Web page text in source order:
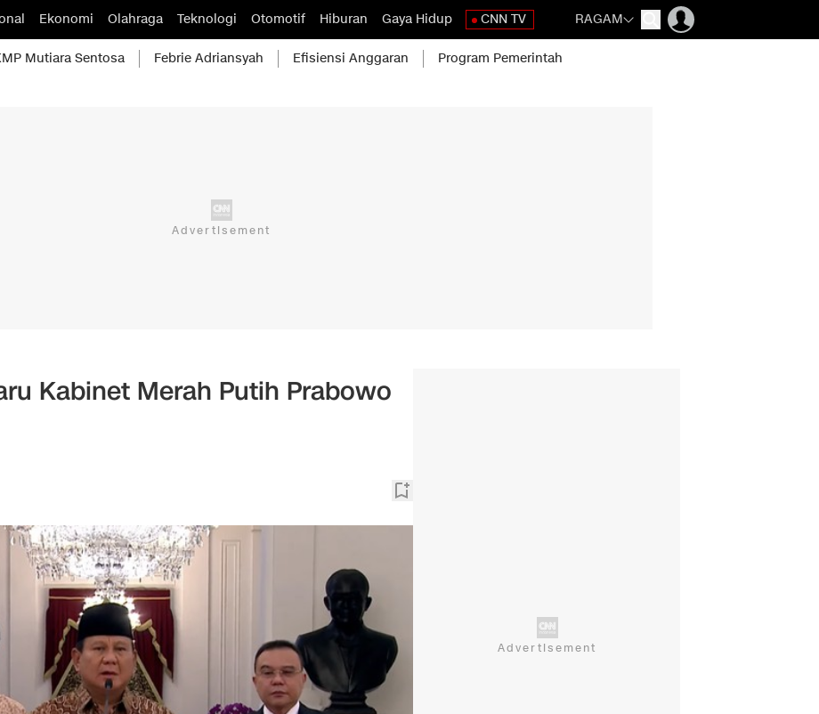
Ekonomi Olahraga Teknologi Otomotif Hiburan Gaya Hidup CNN TV RAGAM
Mutiara Sentosa Febrie Adriansyah Efisiensi Anggaran Program Pemerintah
Kabinet Merah Putih Prabowo